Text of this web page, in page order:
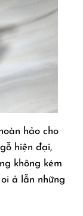
hảo cho
hiện đại,
không kém
ả lẫn những